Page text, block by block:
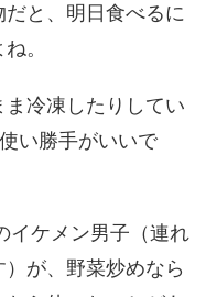
と、明日食べるに
。
冷凍したりしてい
い勝手がいいで
イケメン男子（連れ
が、野菜炒めなら